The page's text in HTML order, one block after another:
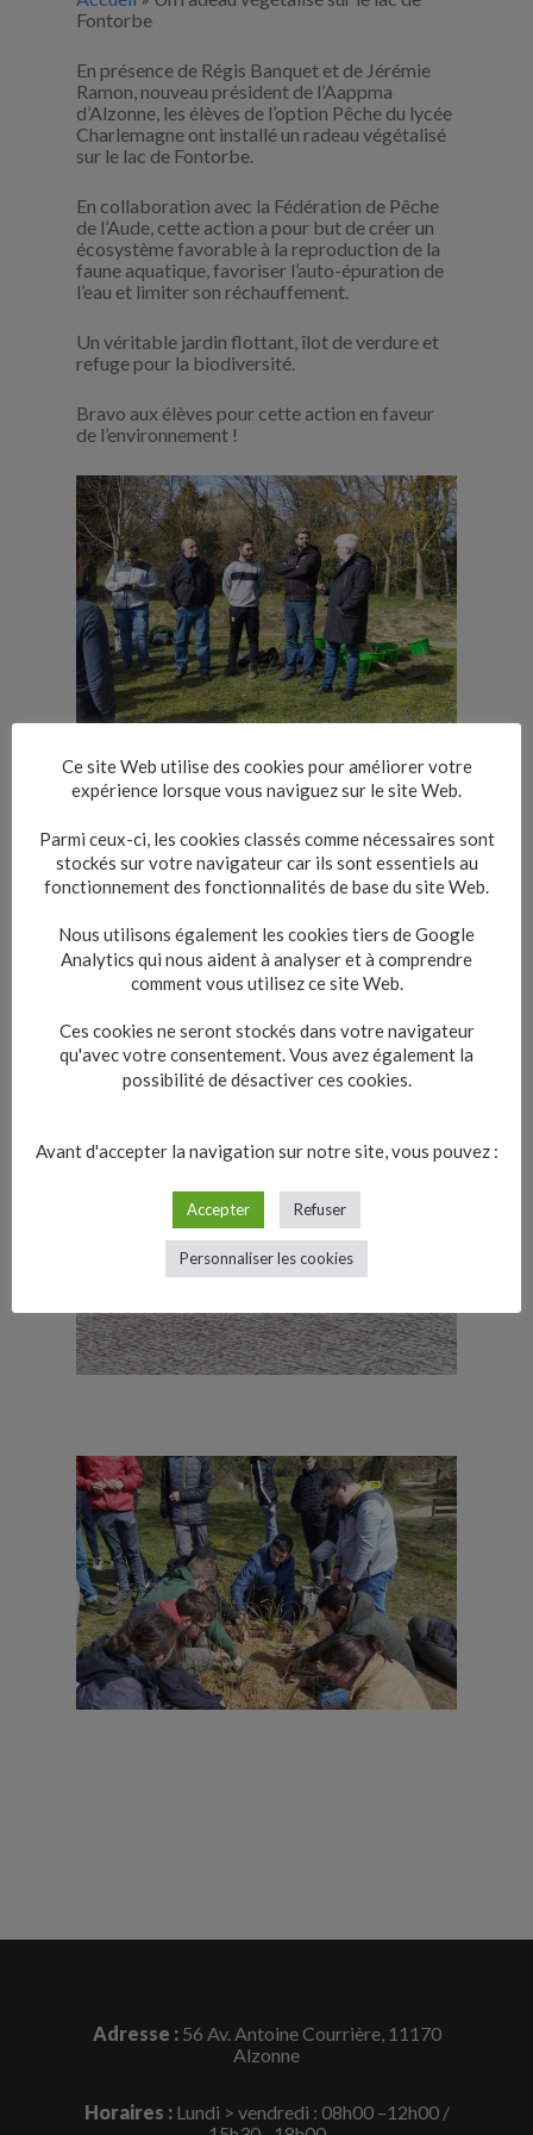
Fontorbe
En présence de Régis Banquet et de Jérémie
Ramon, nouveau président de l’Aappma
d’Alzonne, les élèves de l’option Pêche du lycée
Charlemagne ont installé un radeau végétalisé
sur le lac de Fontorbe.
En collaboration avec la Fédération de Pêche
de l’Aude, cette action a pour but de créer un
écosystème favorable à la reproduction de la
faune aquatique, favoriser l’auto-épuration de
l’eau et limiter son réchauffement.
Un véritable jardin flottant, îlot de verdure et
refuge pour la biodiversité.
Bravo aux élèves pour cette action en faveur
de l’environnement !
Adresse : 56 Av. Antoine Courrière, 11170
Alzonne
Horaires :Lundi > vendredi : 08h00 –12h00 /
Ce site Web utilise des cookies pour améliorer votre
expérience lorsque vous naviguez sur le site Web.
Parmi ceux-ci, les cookies classés comme nécessaires sont
stockés sur votre navigateur car ils sont essentiels au
fonctionnement des fonctionnalités de base du site Web.
Nous utilisons également les cookies tiers de Google
Analytics qui nous aident à analyser et à comprendre
comment vous utilisez ce site Web.
Ces cookies ne seront stockés dans votre navigateur
qu'avec votre consentement. Vous avez également la
possibilité de désactiver ces cookies.
Avant d'accepter la navigation sur notre site, vous pouvez :
Accepter Refuser
Personnaliser les cookies